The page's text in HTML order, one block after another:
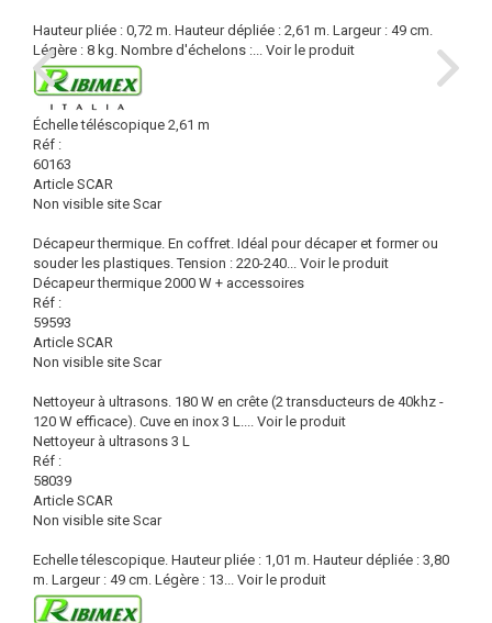
Hauteur pliée : 0,72 m. Hauteur dépliée : 2,61 m. Largeur : 49 cm.
Légère : 8 kg. Nombre d'échelons :... Voir le produit
Échelle téléscopique 2,61 m
Réf :
60163
Article SCAR
Non visible site Scar
Décapeur thermique. En coffret. Idéal pour décaper et former ou
souder les plastiques. Tension : 220-240... Voir le produit
Décapeur thermique 2000 W + accessoires
Réf :
59593
Article SCAR
Non visible site Scar
Nettoyeur à ultrasons. 180 W en crête (2 transducteurs de 40khz -
120 W efficace). Cuve en inox 3 L.... Voir le produit
Nettoyeur à ultrasons 3 L
Réf :
58039
Article SCAR
Non visible site Scar
Echelle télescopique. Hauteur pliée : 1,01 m. Hauteur dépliée : 3,80
m. Largeur : 49 cm. Légère : 13... Voir le produit